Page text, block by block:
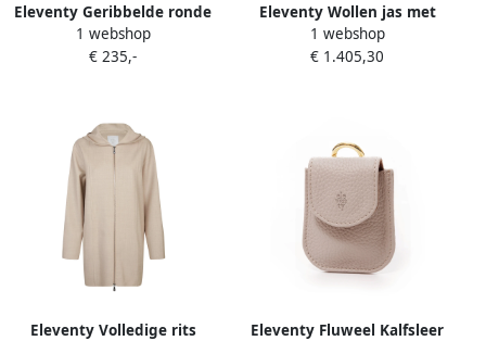
Eleventy Geribbelde ronde
hals half mouw shirt Beige
Dames
1 webshop
€ 235,-
Eleventy Wollen jas met
Engelse revers Beige Dames
1 webshop
€ 1.405,30
Eleventy Volledige rits
Eleventy Fluweel Kalfsleer